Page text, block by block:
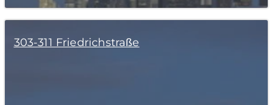
303-311 Friedrichstraße